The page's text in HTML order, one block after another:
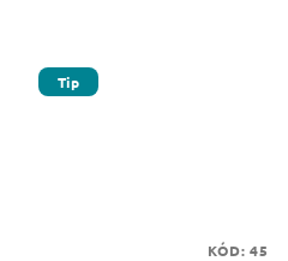
Tip
KÓD:45